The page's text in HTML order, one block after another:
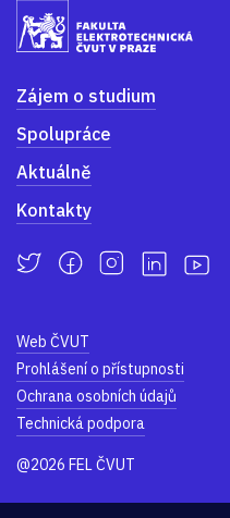
Zájem o studium
Spolupráce
Aktuálně
Kontakty
Web ČVUT
Prohlášení o přístupnosti
Ochrana osobních údajů
Technická podpora
@2026 FEL ČVUT